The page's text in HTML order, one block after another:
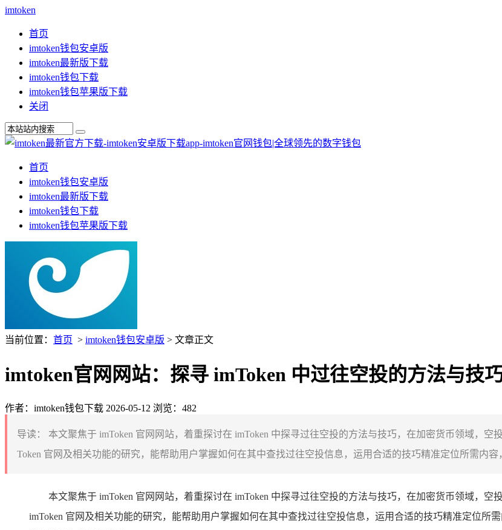
imtoken
首页
imtoken钱包安卓版
imtoken最新版下载
imtoken钱包下载
imtoken钱包苹果版下载
关闭
首页
imtoken钱包安卓版
imtoken最新版下载
imtoken钱包下载
imtoken钱包苹果版下载
当前位置： 首页 > imtoken钱包安卓版 > 文章正文
imtoken官网网站：探寻 imToken 中过往空投的方法与技
作者：imtoken钱包下载 2026-05-12 浏览：482
导读：
本文聚焦于 imToken 官网网站，着重探讨在 imToken 中探寻过往空投的方法与技巧，在加密货币领域，
Token 官网及相关功能的研究，能帮助用户掌握如何在其中查找过往空投信息，运用合适的技巧精准定位所需内容
本文聚焦于 imToken 官网网站，着重探讨在 imToken 中探寻过往空投的方法与技巧，在加密货币领域，
imToken 官网及相关功能的研究，能帮助用户掌握如何在其中查找过往空投信息，运用合适的技巧精准定位所